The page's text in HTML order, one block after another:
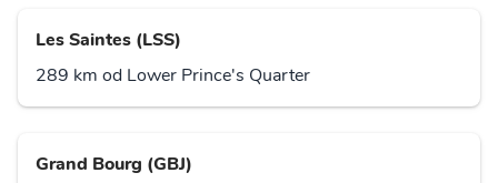
Les Saintes (LSS)
289 km od Lower Prince's Quarter
Grand Bourg (GBJ)